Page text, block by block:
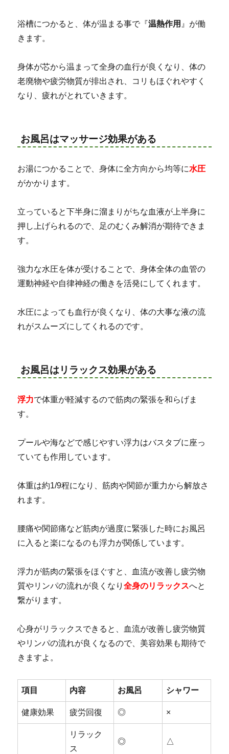
浴槽につかると、体が温まる事で『温熱作用 』が働
きます。
身体が芯から温まって全身の血行が良くなり、体の
老廃物や疲労物質が排出され、コリもほぐれやすく
なり、疲れがとれていきます。
お風呂はマッサージ効果がある
お湯につかることで、身体に全方向から均等に水圧
がかかります。
立っていると下半身に溜まりがちな血液が上半身に
押し上げられるので、足のむくみ解消が期待できま
す。
強力な水圧を体が受けることで、身体全体の血管の
運動神経や自律神経の働きを活発にしてくれます。
水圧によっても血行が良くなり、体の大事な液の流
れがスムーズにしてくれるのです。
お風呂はリラックス効果がある
浮力で体重が軽減するので筋肉の緊張を和らげま
す。
プールや海などで感じやすい浮力はバスタブに座っ
ていても作用しています。
体重は約1/9程になり、筋肉や関節が重力から解放さ
れます。
腰痛や関節痛など筋肉が過度に緊張した時にお風呂
に入ると楽になるのも浮力が関係しています。
浮力が筋肉の緊張をほぐすと、血流が改善し疲労物
質やリンパの流れが良くなり全身のリラックスへと
繋がります。
心身がリラックスできると、血流が改善し疲労物質
やリンパの流れが良くなるので、美容効果も期待で
きますよ。
項目 内容 お風呂 シャワー
健康効果 疲労回復 ◎ ×
リラック
ス
◎ △